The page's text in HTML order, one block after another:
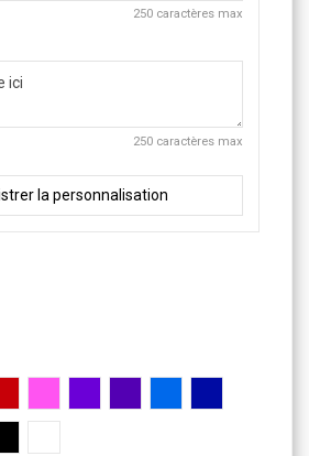
250 caractères max
250 caractères max
la personnalisation